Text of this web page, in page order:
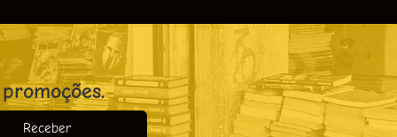
Receber